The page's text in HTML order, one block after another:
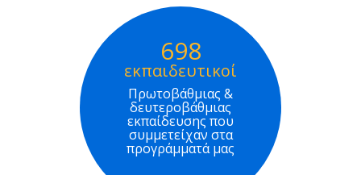
698
εκπαιδευτικοί
Πρωτοβάθμιας &
δευτεροβάθμιας
εκπαίδευσης που
συμμετείχαν στα
προγράμματά μας